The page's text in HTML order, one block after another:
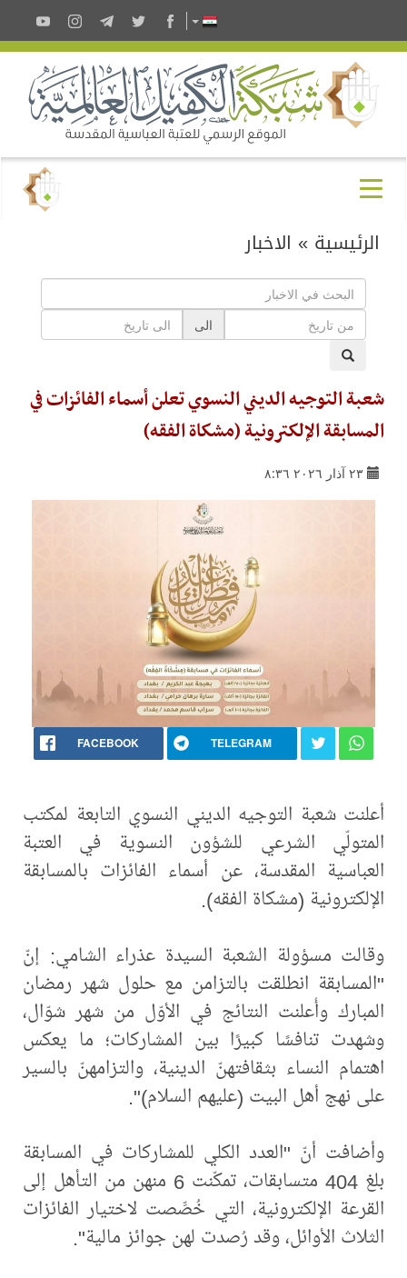
الرئيسية » الاخبار
الى
شعبة التوجيه الديني النسوي تعلن أسماء الفائزات في
المسابقة الإلكترونية (مشكاة الفقه)
٢٣ آذار ٢٠٢٦ ٨:٣٦
FACEBOOK TELEGRAM
أعلنت شعبة التوجيه الديني النسوي التابعة لمكتب
المتولّي الشرعي للشؤون النسوية في العتبة
العباسية المقدسة، عن أسماء الفائزات بالمسابقة
الإلكترونية (مشكاة الفقه).
وقالت مسؤولة الشعبة السيدة عذراء الشامي: إنّ
"المسابقة انطلقت بالتزامن مع حلول شهر رمضان
المبارك وأُعلنت النتائج في الأوّل من شهر شوّال،
وشهدت تنافسًا كبيرًا بين المشاركات؛ ما يعكس
اهتمام النساء بثقافتهنّ الدينية، والتزامهنّ بالسير
على نهج أهل البيت (عليهم السلام)".
وأضافت أنّ "العدد الكلي للمشاركات في المسابقة
بلغ 404 متسابقات، تمكّنت 6 منهن من التأهل إلى
القرعة الإلكترونية، التي خُصِّصت لاختيار الفائزات
الثلاث الأوائل، وقد رُصدت لهن جوائز مالية".